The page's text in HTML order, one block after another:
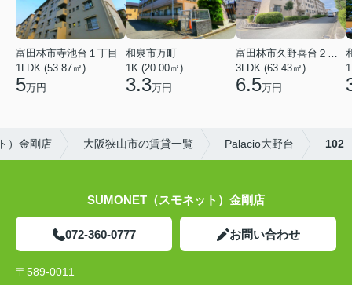
富田林市寺池台１丁目
1LDK (53.87㎡)
5万円
和泉市万町
1K (20.00㎡)
3.3万円
富田林市久野喜台２丁目
3LDK (63.43㎡)
6.5万円
）金剛店 大阪狭山市の賃貸一覧 Palacio大野台 102
SUMONET（スモネット）金剛店
072-360-0777 お問い合わせ
〒589-0011